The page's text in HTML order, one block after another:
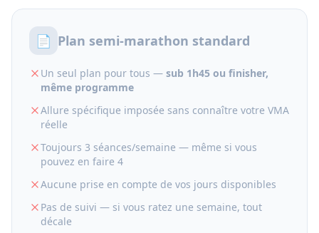
📄 Plan semi-marathon standard
Un seul plan pour tous — sub 1h45 ou finisher,
même programme
Allure spécifique imposée sans connaître votre VMA
réelle
Toujours 3 séances/semaine — même si vous
pouvez en faire 4
Aucune prise en compte de vos jours disponibles
Pas de suivi — si vous ratez une semaine, tout
décale